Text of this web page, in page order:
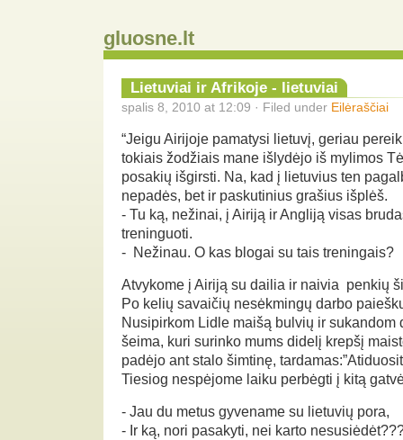
gluosne.lt
Lietuviai ir Afrikoje - lietuviai
spalis 8, 2010 at 12:09 · Filed under Eilėraščiai
“Jeigu Airijoje pamatysi lietuvį, geriau
tokiais žodžiais mane išlydėjo iš mylimos
posakių išgirsti. Na, kad į lietuvius ten
nepadės, bet ir paskutinius grašius išplėš.
- Tu ką, nežinai, į Airiją ir Angliją visas
treninguoti.
- Nežinau. O kas blogai su tais treningais?
Atvykome į Airiją su dailia ir naivia penkių
Po kelių savaičių nesėkmingų darbo
Nusipirkom Lidle maišą bulvių ir sukandom
šeima, kuri surinko mums didelį krepšį
padėjo ant stalo šimtinę,
Tiesiog nespėjome laiku perbėgti į kitą
- Jau du metus gyvename su lietuvių pora,
- Ir ką, nori pasakyti, nei karto